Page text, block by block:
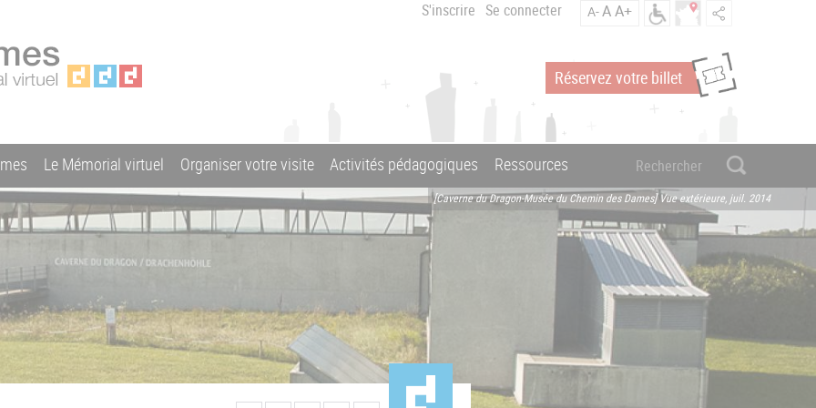
S'inscrire Se connecter A-AA+
Réservez votre billet
Le Mémorial virtuel Organiser votre visite Activités pédagogiques Ressources
[Caverne du Dragon-Musée du Chemin des Dames] Vue extérieure, juil. 2014